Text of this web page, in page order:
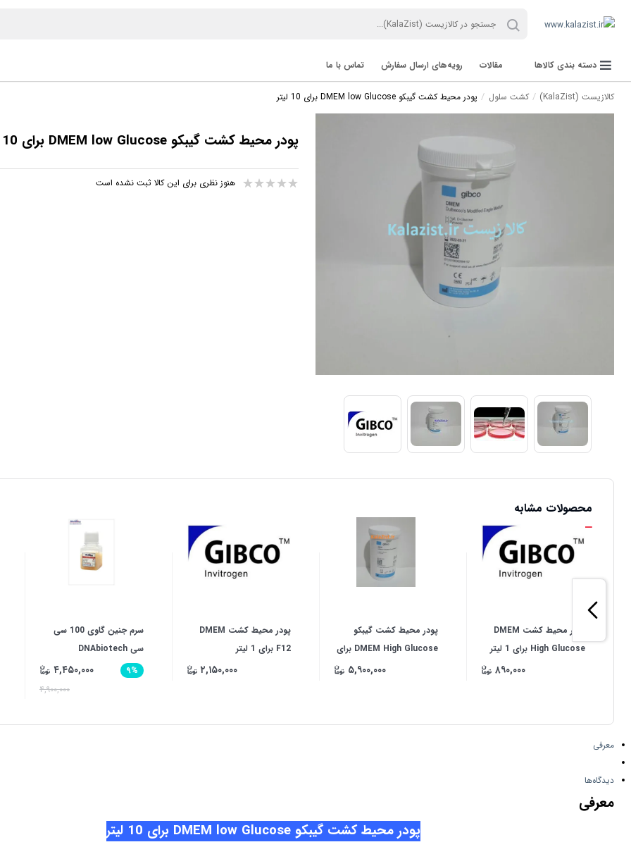
دسته بندی کالاها مقالات رویه‌های ارسال سفارش تماس با ما
کالازیست (KalaZist) کشت سلول پودر محیط کشت گیبکو DMEM low Glucose برای 10 لیتر
پودر محیط کشت گیبکو DMEM low Glucose برای 10 لیتر
هنوز نظری برای این کالا ثبت نشده است
محصولات مشابه
پودر محیط کشت DMEM
High Glucose برای 1 لیتر
۸۹۰,۰۰۰
پودر محیط کشت گیبکو
DMEM High Glucose برای
۵,۹۰۰,۰۰۰
پودر محیط کشت DMEM
F12 برای 1 لیتر
۲,۱۵۰,۰۰۰
سرم جنین گاوی 100 سی
سی DNAbiotech
۹%
۴,۴۵۰,۰۰۰
۴,۹۰۰,۰۰۰
معرفی
دیدگاه‌ها
معرفی
پودر محیط کشت گیبکو DMEM low Glucose برای 10 لیتر